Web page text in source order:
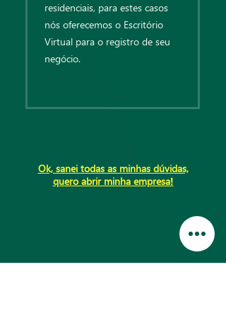
residenciais, para estes casos
nós oferecemos o Escritório
Virtual para o registro de seu
negócio.
Ok, sanei todas as minhas dúvidas,
quero abrir minha empresa!